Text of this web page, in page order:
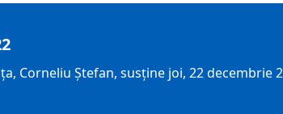
Corneliu Ștefan, susține joi, 22 decembrie